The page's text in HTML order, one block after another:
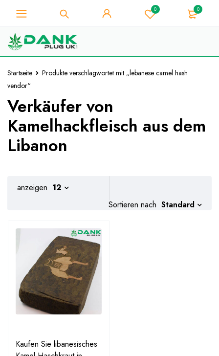
0 0
Startseite
Produkte verschlagwortet mit „lebanese camel hash
vendor“
Verkäufer von
Kamelhackfleisch aus dem
Libanon
Sortieren nach Standard
anzeigen 12
Kaufen Sie libanesisches
Für Weed-Liebhaber - Holen Sie
sich 10% Sofort-Rabatt auf jeden
"WELCOME10"